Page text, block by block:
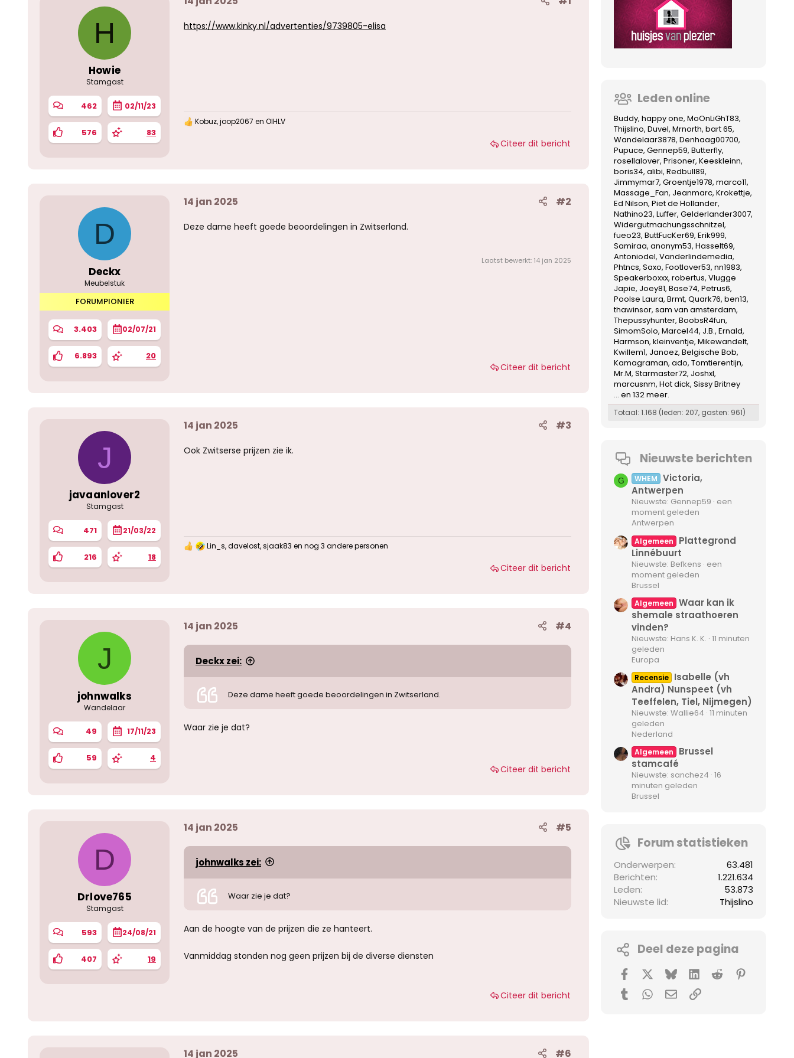
H
Howie
Stamgast
462 02/11/23
576 83
https://www.kinky.nl/advertenties/9739805-elisa
W
n
n
Kobuz,joop2067 en OIHLV
Citeer dit bericht
D
Deckx
Meubelstuk
FORUMPIONIER
3.403 02/07/21
6.893 20
14 jan 2025 #2
Deze dame heeft goede beoordelingen in Zwitserland.
Laatst bewerkt: 14 jan 2025
Citeer dit bericht
J
javaanlover2
Stamgast
471 21/03/22
216 18
14 jan 2025 #3
Ook Zwitserse prijzen zie ik.
W
n
e
Lin_s,davelost,sjaak83 en nog 3 andere personen
Citeer dit bericht
J
johnwalks
Wandelaar
49 17/11/23
59 4
14 jan 2025 #4
Deckx zei:
Deze dame heeft goede beoordelingen in Zwitserland.
Waar zie je dat?
Citeer dit bericht
D
Drlove765
Stamgast
593 24/08/21
407 19
14 jan 2025 #5
johnwalks zei:
Waar zie je dat?
Aan de hoogte van de prijzen die ze hanteert.
Vanmiddag stonden nog geen prijzen bij de diverse diensten
Citeer dit bericht
14 jan 2025 #6
Leden online
Buddy happy one MoOnLiGhT83
Thijslino Duvel Mrnorth bart 65
Wandelaar3878 Denhaag00700
Pupuce Gennep59 Butterfly
rosellalover Prisoner Keeskleinn
boris34 alibi Redbull89
Jimmymar7 Groentje1978 marco11
Massage_Fan Jeanmarc Krokettje
Ed Nilson Piet de Hollander
Nathino23 Luffer Gelderlander3007
Widergutmachungsschnitzel
fueo23 ButtFucKer69 Erik999
Samiraa anonym53 Hasselt69
Antoniodel Vanderlindemedia
Phtncs Saxo Footlover53 nn1983
Speakerboxxx robertus Vlugge
Japie Joey81 Base74 Petrus6
Poolse Laura Brmt Quark76 ben13
thawinsor sam van amsterdam
Thepussyhunter BoobsR4fun
SimomSolo Marcel44 J.B. Ernald
Harmson kleinventje Mikewandelt
Kwillem1 Janoez Belgische Bob
Kamagraman ado Tomtierentijn
Mr.M Starmaster72 Joshxl
marcusnm Hot dick Sissy Britney
... en 132 meer.
Totaal: 1.168 (leden: 207, gasten: 961)
Nieuwste berichten
G WHEM
Victoria,
Antwerpen
Nieuwste: Gennep59 een
moment geleden
Antwerpen
Algemeen
Plattegrond
Linnébuurt
Nieuwste: Befkens een
moment geleden
Brussel
Algemeen
Waar kan ik
shemale straathoeren
vinden?
Nieuwste: Hans K. K. 11 minuten
geleden
Europa
Recensie Isabelle (vh
Andra) Nunspeet (vh
Teeffelen, Tiel, Nijmegen)
Nieuwste: Wallie64 11 minuten
geleden
Nederland
Algemeen
Brussel
stamcafé
Nieuwste: sanchez4 16
minuten geleden
Brussel
Forum statistieken
Onderwerpen
63.481
Berichten
1.221.634
Leden
53.873
Nieuwste lid
Thijslino
Deel deze pagina
FacebookX (Twitter)
Bluesky LinkedInReddit
Tumblr WhatsApp
E-mailkoppeling